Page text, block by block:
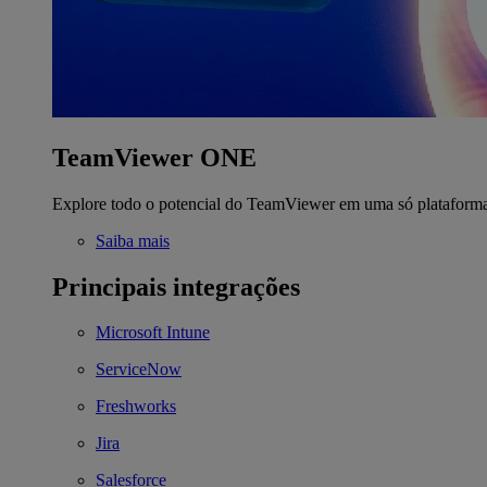
TeamViewer ONE
Explore todo o potencial do TeamViewer em uma só
Saiba mais
Principais integrações
Microsoft Intune
ServiceNow
Freshworks
Jira
Salesforce